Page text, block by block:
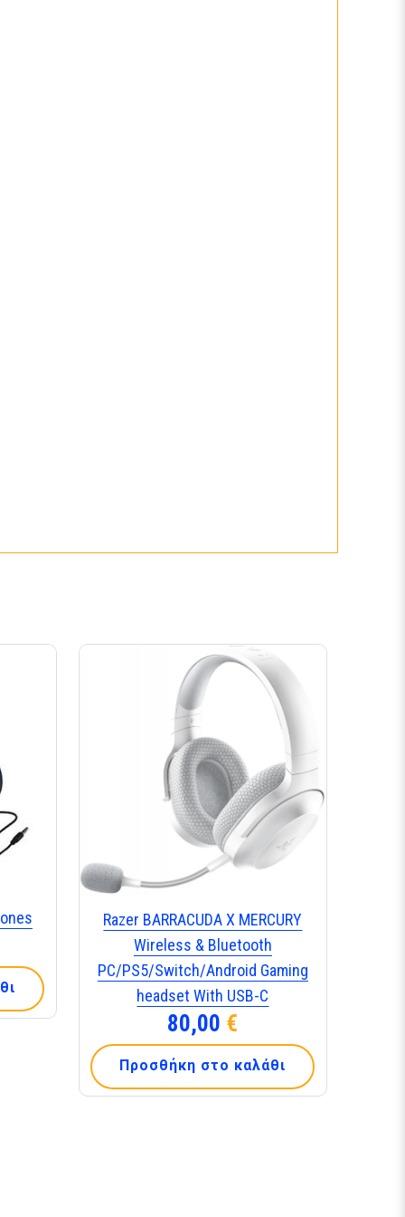
Razer BARRACUDA X MERCURY
Wireless & Bluetooth
PC/PS5/Switch/Android Gaming
headset With USB-C
80,00 €
Προσθήκη στο καλάθι